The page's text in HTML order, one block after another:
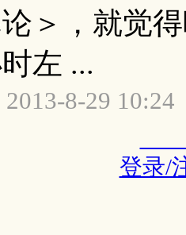
＞，就觉
左 ...
8-29 10:24
登录/